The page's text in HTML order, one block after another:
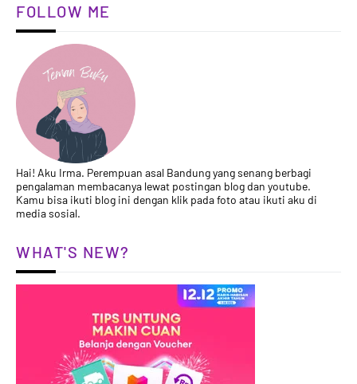
FOLLOW ME
Hai! Aku Irma. Perempuan asal Bandung yang senang berbagi
pengalaman membacanya lewat postingan blog dan youtube.
Kamu bisa ikuti blog ini dengan klik pada foto atau ikuti aku di
media sosial.
WHAT'S NEW?